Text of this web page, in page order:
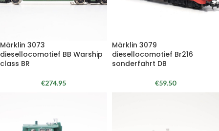
Märklin 3073
diesellocomotief BB Warship
class BR
€274.95
Märklin 3079
diesellocomotief Br216
sonderfahrt DB
€59.50